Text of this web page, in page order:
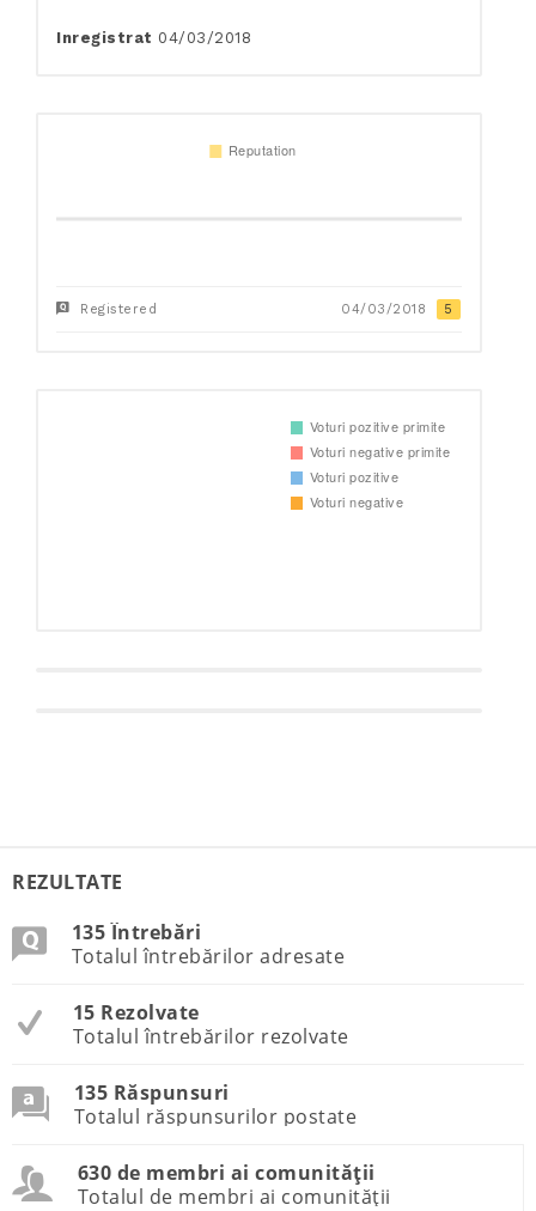
Inregistrat 04/03/2018
Registered 04/03/2018 5
REZULTATE
135 Întrebări
Totalul întrebărilor adresate
15 Rezolvate
Totalul întrebărilor rezolvate
135 Răspunsuri
Totalul răspunsurilor postate
630 de membri ai comunității
Totalul de membri ai comunității